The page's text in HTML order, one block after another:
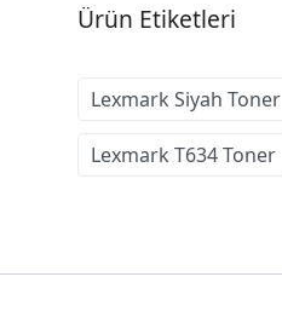
Ürün Etiketleri
Lexmark Siyah Toner
Lexmark T634 Toner